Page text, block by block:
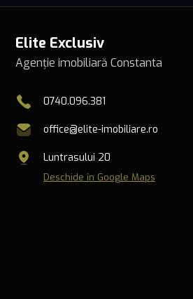
Elite Exclusiv
Agenție imobiliară Constanta
0740.096.381
office@elite-imobiliare.ro
Luntrasului 20
Deschide în Google Maps